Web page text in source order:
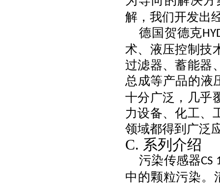
解，我们开发出
德国贺德克
术、液压控制技
过滤器、蓄能器
总成等产品的液
十分广泛，几乎
力设备、化工、
领域都得到广泛
C. 系列介绍
污染传感器CS
中的颗粒污染。